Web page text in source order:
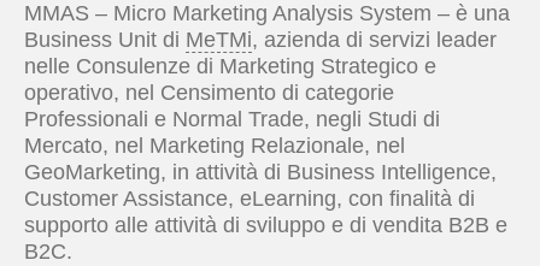
MMAS – Micro Marketing Analysis System – è una
Business Unit di MeTMi, azienda di servizi leader
nelle Consulenze di Marketing Strategico e
operativo, nel Censimento di categorie
Professionali e Normal Trade, negli Studi di
Mercato, nel Marketing Relazionale, nel
GeoMarketing, in attività di Business Intelligence,
Customer Assistance, eLearning, con finalità di
supporto alle attività di sviluppo e di vendita B2B e
B2C.